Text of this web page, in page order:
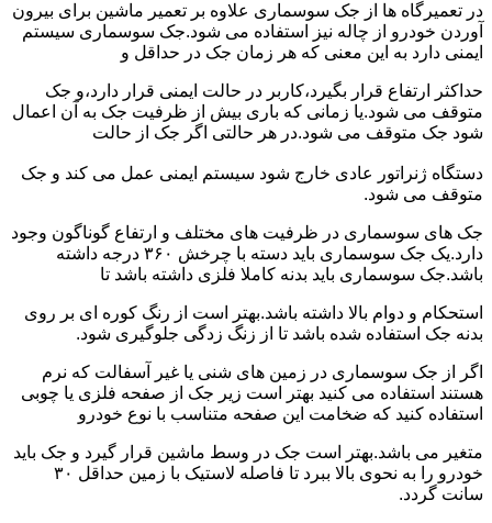
در تعمیرگاه ها از جک سوسماری علاوه بر تعمیر ماشین برای بیرون
آوردن خودرو از چاله نیز استفاده می شود.جک سوسماری سیستم
ایمنی دارد به این معنی که هر زمان جک در حداقل و
حداکثر ارتفاع قرار بگیرد،کاربر در حالت ایمنی قرار دارد،و جک
متوقف می شود.یا زمانی که باری بیش از ظرفیت جک به آن اعمال
شود جک متوقف می شود.در هر حالتی اگر جک از حالت
دستگاه ژنراتور عادی خارج شود سیستم ایمنی عمل می کند و جک
متوقف می شود.
جک های سوسماری در ظرفیت های مختلف و ارتفاع گوناگون وجود
دارد.یک جک سوسماری باید دسته با چرخش ۳۶۰ درجه داشته
باشد.جک سوسماری باید بدنه کاملا فلزی داشته باشد تا
استحکام و دوام بالا داشته باشد.بهتر است از رنگ کوره ای بر روی
بدنه جک استفاده شده باشد تا از زنگ زدگی جلوگیری شود.
اگر از جک سوسماری در زمین های شنی یا غیر آسفالت که نرم
هستند استفاده می کنید بهتر است زیر جک از صفحه فلزی یا چوبی
استفاده کنید که ضخامت این صفحه متناسب با نوع خودرو
متغیر می باشد.بهتر است جک در وسط ماشین قرار گیرد و جک باید
خودرو را به نحوی بالا ببرد تا فاصله لاستیک با زمین حداقل ۳۰
سانت گردد.